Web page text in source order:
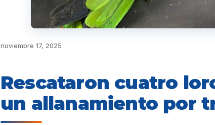
noviembre 17, 2025
Rescataron cuatro
un allanamiento por